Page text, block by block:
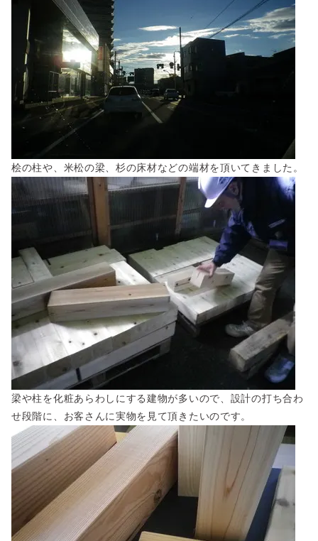
桧の柱や、米松の梁、杉の床材などの端材を頂いてきました。
梁や柱を化粧あらわしにする建物が多いので、設計の打ち合わ
せ段階に、お客さんに実物を見て頂きたいのです。